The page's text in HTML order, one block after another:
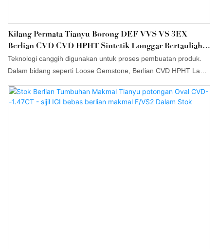
Kilang Permata Tianyu Borong DEF VVS VS 3EX
Berlian CVD CVD HPHT Sintetik Longgar Bertauliah
IGI Berlian CVD Tumbuhan Makmal
Teknologi canggih digunakan untuk proses pembuatan produk.
Dalam bidang seperti Loose Gemstone, Berlian CVD HPHT Lab
VS 3EX IGI yang Diperakui Tianyu Factory menikmati keterlihatan
yang dipertingkatkan dan kegunaan yang luas.